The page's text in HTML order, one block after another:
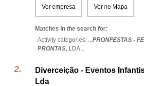
Ver empresa Ver no Mapa
Matches in the search for:
Activity categories: ...PRONFESTAS -
PRONTAS, LDA...
Diverceição - Eventos
Lda